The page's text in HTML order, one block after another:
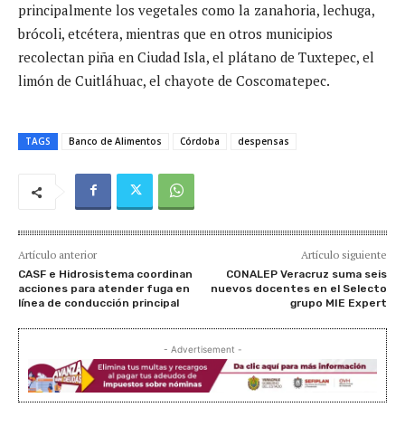
principalmente los vegetales como la zanahoria, lechuga,
brócoli, etcétera, mientras que en otros municipios
recolectan piña en Ciudad Isla, el plátano de Tuxtepec, el
limón de Cuitláhuac, el chayote de Coscomatepec.
TAGS Banco de Alimentos Córdoba despensas
Artículo anterior
CASF e Hidrosistema coordinan
acciones para atender fuga en
línea de conducción principal
Artículo siguiente
CONALEP Veracruz suma seis
nuevos docentes en el Selecto
grupo MIE Expert
- Advertisement -